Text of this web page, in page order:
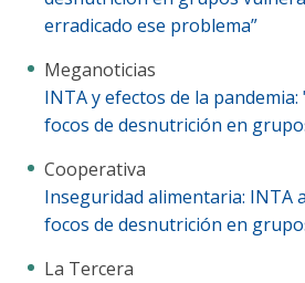
erradicado ese problema”
Meganoticias
INTA y efectos de la
focos de desnutrición en
Cooperativa
Inseguridad alimentaria: INTA
focos de desnutrición en
La Tercera